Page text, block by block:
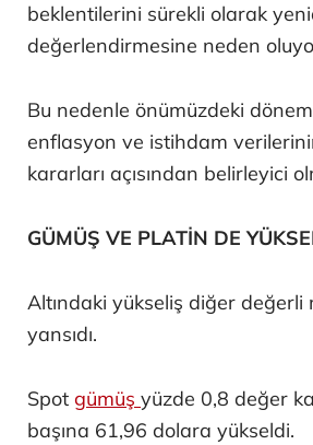
beklentilerini sürekli olarak
değerlendirmesine neden
Bu nedenle önümüzdeki
enflasyon ve istihdam
kararları açısından belirleyici
GÜMÜŞ VE PLATİN DE
Altındaki yükseliş diğer değerli
yansıdı.
Spot gümüş yüzde 0,8 değer
başına 61,96 dolara yükseldi.